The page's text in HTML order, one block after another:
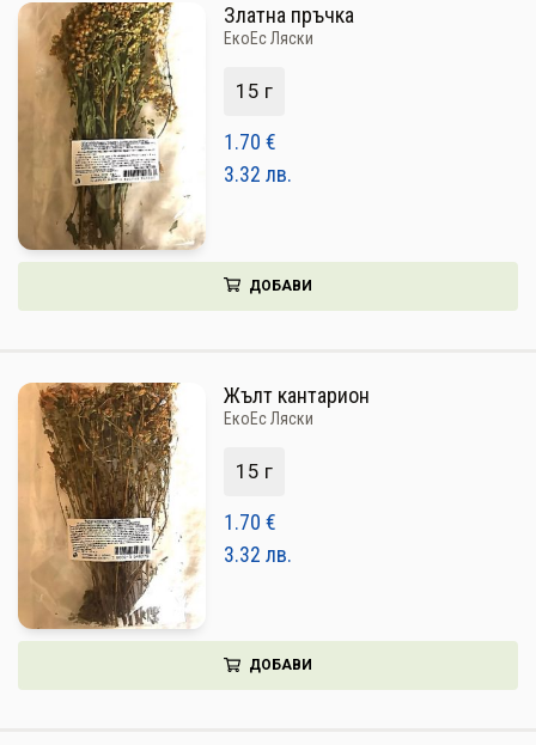
Златна пръчка
ЕкоЕс Ляски
15 г
1.70 €
3.32 лв.
ДОБАВИ
Жълт кантарион
ЕкоЕс Ляски
15 г
1.70 €
3.32 лв.
ДОБАВИ